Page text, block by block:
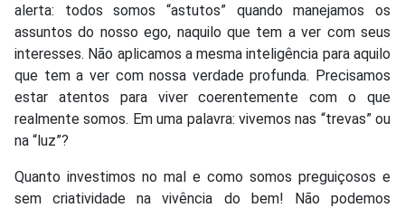
alerta: todos somos “astutos” quando manejamos os
assuntos do nosso ego, naquilo que tem a ver com seus
interesses. Não aplicamos a mesma inteligência para aquilo
que tem a ver com nossa verdade profunda. Precisamos
estar atentos para viver coerentemente com o que
realmente somos. Em uma palavra: vivemos nas “trevas” ou
na “luz”?
Quanto investimos no mal e como somos preguiçosos e
sem criatividade na vivência do bem! Não podemos